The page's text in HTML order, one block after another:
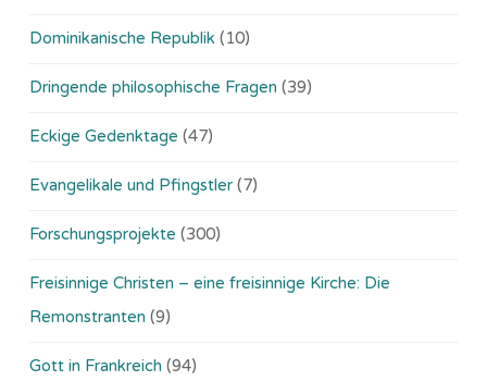
Dominikanische Republik (10)
Dringende philosophische Fragen (39)
Eckige Gedenktage (47)
Evangelikale und Pfingstler (7)
Forschungsprojekte (300)
Freisinnige Christen – eine freisinnige Kirche: Die
Remonstranten (9)
Gott in Frankreich (94)